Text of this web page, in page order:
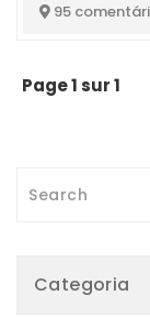
95
Page 1 sur 1
Categoria